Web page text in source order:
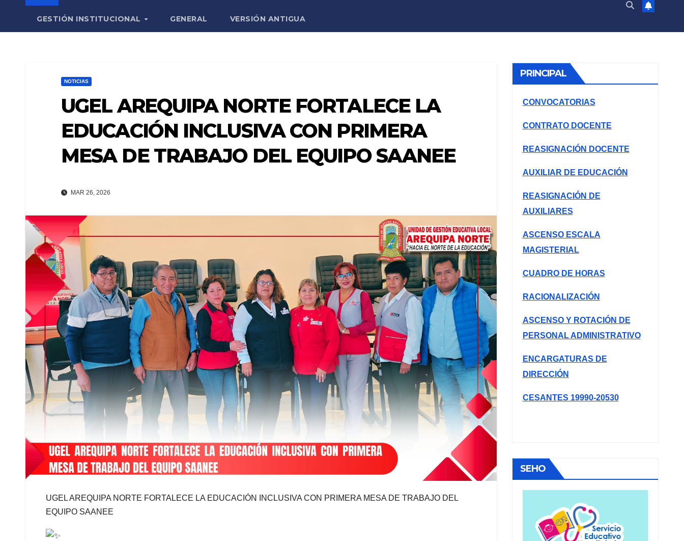
GESTIÓN INSTITUCIONAL GENERAL VERSIÓN ANTIGUA
NOTICIAS
UGEL AREQUIPA NORTE FORTALECE LA
EDUCACIÓN INCLUSIVA CON PRIMERA
MESA DE TRABAJO DEL EQUIPO SAANEE
MAR 26, 2026
UGEL AREQUIPA NORTE FORTALECE LA EDUCACIÓN INCLUSIVA CON PRIMERA MESA DE TRABAJO DEL
EQUIPO SAANEE
PRINCIPAL
CONVOCATORIAS
CONTRATO DOCENTE
REASIGNACIÓN DOCENTE
AUXILIAR DE EDUCACIÓN
REASIGNACIÓN DE
AUXILIARES
ASCENSO ESCALA
MAGISTERIAL
CUADRO DE HORAS
RACIONALIZACIÓN
ASCENSO Y ROTACIÓN DE
PERSONAL ADMINISTRATIVO
ENCARGATURAS DE
DIRECCIÓN
CESANTES 19990-20530
SEHO